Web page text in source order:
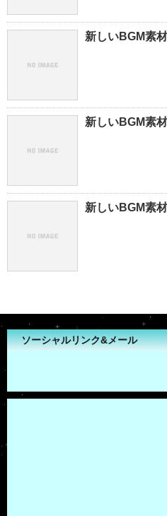
新しいBGM素
新しいBGM素
新しいBGM素
ソーシャルリンク&メール